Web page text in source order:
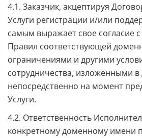
4.1. Заказчик, акцептируя
Услуги регистрации и/или
самым выражает свое согласие
Правил соответствующей
ограничениями и другими
сотрудничества, изложенными
непосредственно на момент
Услуги.
4.2. Ответственность
конкретному доменному имени